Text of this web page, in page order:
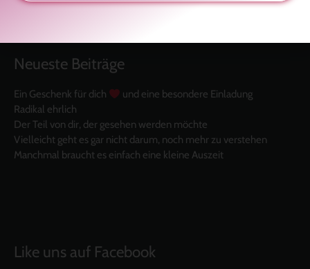
Neueste Beiträge
Ein Geschenk für dich
und eine besondere Einladung
Radikal ehrlich
Der Teil von dir, der gesehen werden möchte
Vielleicht geht es gar nicht darum, noch mehr zu verstehen
Manchmal braucht es einfach eine kleine Auszeit
Like uns auf Facebook